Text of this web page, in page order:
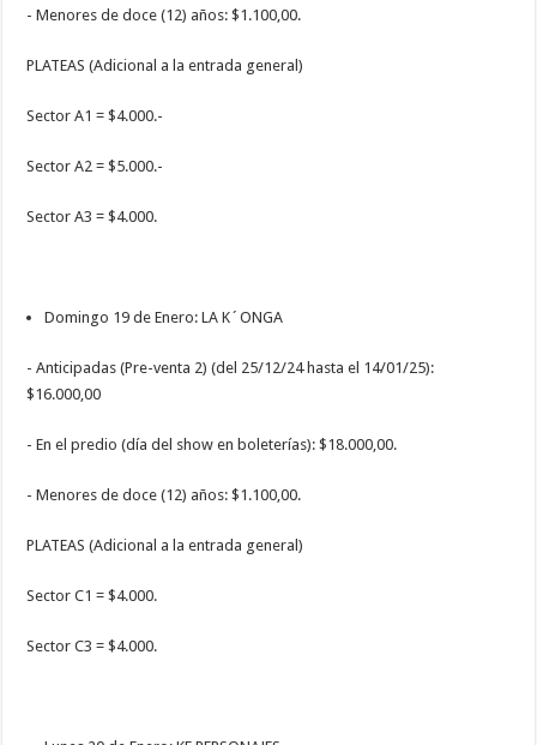
- Menores de doce (12) años: $1.100,00.
PLATEAS (Adicional a la entrada general)
Sector A1 = $4.000.-
Sector A2 = $5.000.-
Sector A3 = $4.000.
Domingo 19 de Enero: LA K´ONGA
- Anticipadas (Pre-venta 2) (del 25/12/24 hasta el 14/01/25):
$16.000,00
- En el predio (día del show en boleterías): $18.000,00.
- Menores de doce (12) años: $1.100,00.
PLATEAS (Adicional a la entrada general)
Sector C1 = $4.000.
Sector C3 = $4.000.